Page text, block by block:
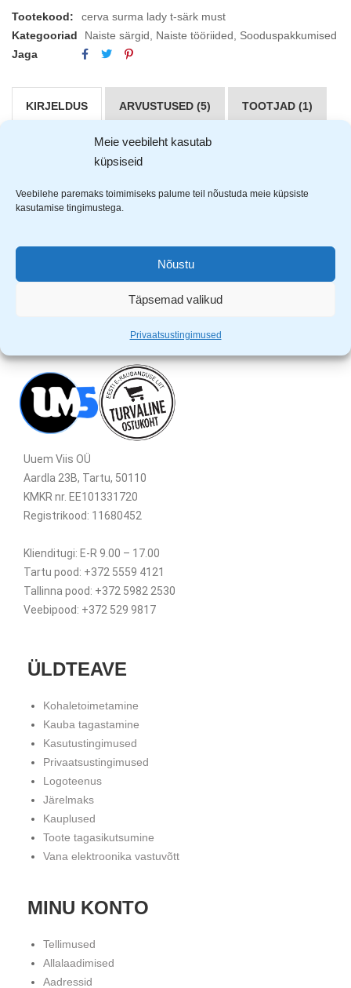
Meie veebileht kasutab
küpsiseid
Veebilehe paremaks toimimiseks palume teil nõustuda meie küpsiste
kasutamise tingimustega.
Nõustu
Täpsemad valikud
Privaatsustingimused
Tootekood:
cerva surma lady t-särk must
Kategooriad
Naiste särgid Naiste tööriided
Sooduspakkumised
Jaga
KIRJELDUS ARVUSTUSED (5) TOOTJAD (1)
istub särk ideaalselt seljas. Materjal: 95% puuvill ja 5%
elastaan.
Uuem Viis OÜ
Aardla 23B, Tartu, 50110
KMKR nr. EE101331720
Registrikood: 11680452
Klienditugi: E-R 9.00 – 17.00
Tartu pood: +372 5559 4121
Tallinna pood: +372 5982 2530
Veebipood: +372 529 9817
ÜLDTEAVE
Kohaletoimetamine
Kauba tagastamine
Kasutustingimused
Privaatsustingimused
Logoteenus
Järelmaks
Kauplused
Toote tagasikutsumine
Vana elektroonika vastuvõtt
MINU KONTO
Tellimused
Allalaadimised
Aadressid